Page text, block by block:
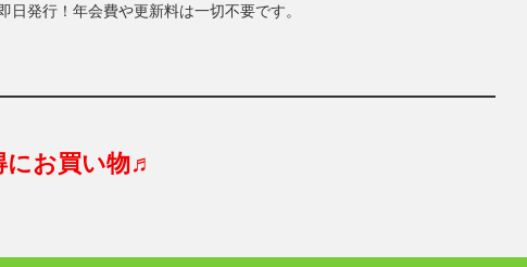
日発行！年会費や更新料は一切不要です。
にお買い物♬